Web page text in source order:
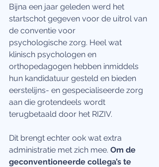
Bijna een jaar geleden werd het
startschot gegeven voor de uitrol van
de conventie voor
psychologische zorg. Heel wat
klinisch psychologen en
orthopedagogen hebben inmiddels
hun kandidatuur gesteld en bieden
eerstelijns- en gespecialiseerde zorg
aan die grotendeels wordt
terugbetaald door het RIZIV.
Dit brengt echter ook wat extra
administratie met zich mee. Om de
geconventioneerde collega’s te